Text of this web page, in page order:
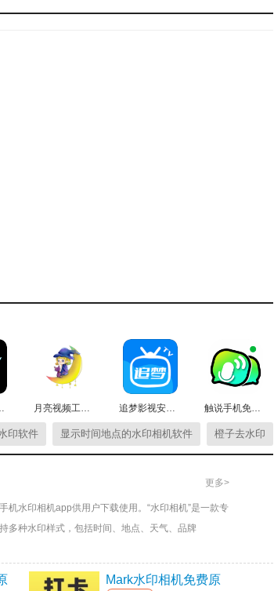
装版 月亮视频工厂免费版 追梦影视安卓免费版 触说手机免费版
印软件 显示时间地点的水印相机软件 橙子去水印
更多>
水印相机app供用户下载使用。“水印相机”是一款专
多种水印样式，包括时间、地点、天气、品牌
Mark水印相机免费原